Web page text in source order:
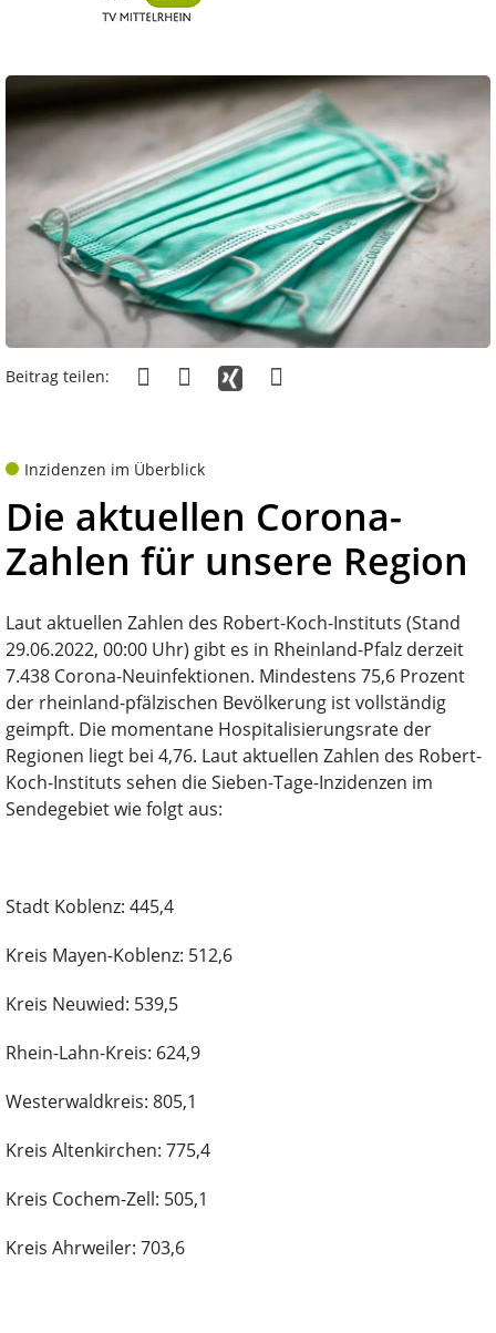
Beitrag teilen:
Inzidenzen im Überblick
Die aktuellen Corona-
Zahlen für unsere Region
Laut aktuellen Zahlen des Robert-Koch-Instituts (Stand
29.06.2022, 00:00 Uhr) gibt es in Rheinland-Pfalz derzeit
7.438 Corona-Neuinfektionen. Mindestens 75,6 Prozent
der rheinland-pfälzischen Bevölkerung ist vollständig
geimpft. Die momentane Hospitalisierungsrate der
Regionen liegt bei 4,76. Laut aktuellen Zahlen des Robert-
Koch-Instituts sehen die Sieben-Tage-Inzidenzen im
Sendegebiet wie folgt aus:
Stadt Koblenz: 445,4
Kreis Mayen-Koblenz: 512,6
Kreis Neuwied: 539,5
Rhein-Lahn-Kreis: 624,9
Westerwaldkreis: 805,1
Kreis Altenkirchen: 775,4
Kreis Cochem-Zell: 505,1
Kreis Ahrweiler: 703,6